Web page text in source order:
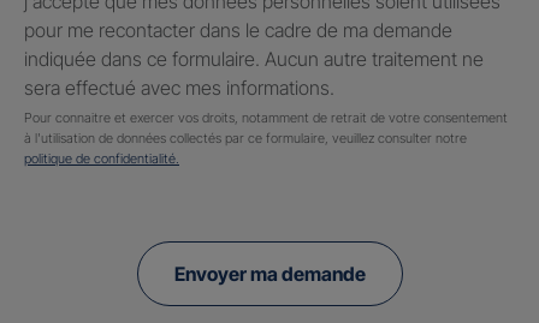
pour me recontacter dans le cadre de ma demande
indiquée dans ce formulaire. Aucun autre traitement ne
sera effectué avec mes informations.
Pour connaitre et exercer vos droits, notamment de retrait de votre consentement
à l'utilisation de données collectés par ce formulaire, veuillez consulter notre
politique de confidentialité.
Envoyer ma demande